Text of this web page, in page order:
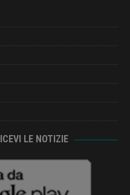
LE NOTIZIE